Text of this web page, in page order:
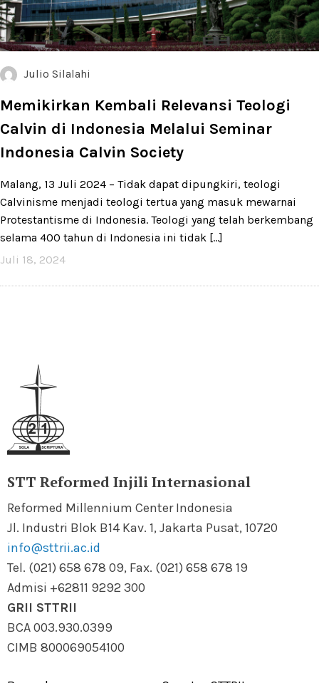
Julio Silalahi
Memikirkan Kembali Relevansi Teologi
Calvin di Indonesia Melalui Seminar
Indonesia Calvin Society
Malang, 13 Juli 2024 – Tidak dapat dipungkiri, teologi
Calvinisme menjadi teologi tertua yang masuk mewarnai
Protestantisme di Indonesia. Teologi yang telah berkembang
selama 400 tahun di Indonesia ini tidak [...]
Juli 18, 2024
STT Reformed Injili Internasional
Reformed Millennium Center Indonesia
Jl. Industri Blok B14 Kav. 1, Jakarta Pusat, 10720
info@sttrii.ac.id
Tel. (021) 658 678 09, Fax. (021) 658 678 19
Admisi +62811 9292 300
GRII STTRII
BCA 003.930.0399
CIMB 800069054100